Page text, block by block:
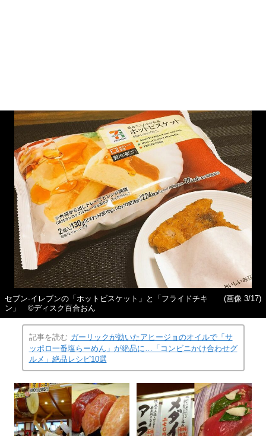
セブン‐イレブンの「ホットビスケット」と「フライドチキ
ン」 ©ディスク百合おん
(画像 3/17)
記事を読む ガーリックが効いたアヒージョのオイルで「サ
ッポロ一番塩らーめん」が絶品に…「コンビニかけ合わせグ
ルメ」絶品レシピ10選